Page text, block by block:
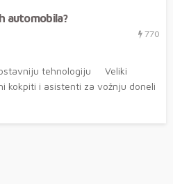
automobila?
770
tehnologiju Veliki
kokpiti i asistenti za vožnju doneli